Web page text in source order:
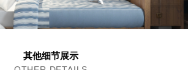
其他细节展示